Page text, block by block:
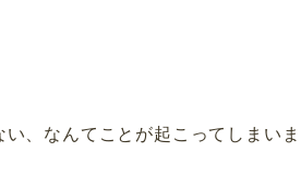
、なんてことが起こってしまいま